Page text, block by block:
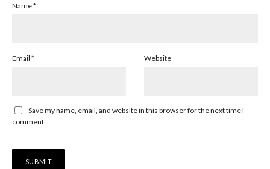
Name*
Email * Website
Save my name, email, and website in this browser for the next time I
comment.